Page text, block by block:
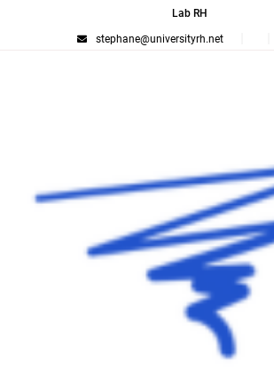
Lab RH
stephane@universityrh.net